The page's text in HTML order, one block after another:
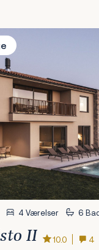
4 Værelser 6
II 10.0
4